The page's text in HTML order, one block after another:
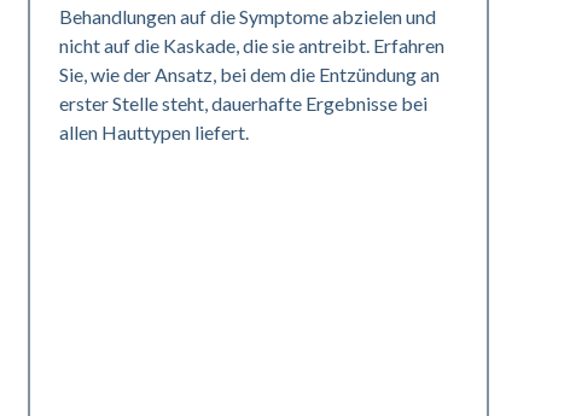
Behandlungen auf die Symptome abzielen und
nicht auf die Kaskade, die sie antreibt. Erfahren
Sie, wie der Ansatz, bei dem die Entzündung an
erster Stelle steht, dauerhafte Ergebnisse bei
allen Hauttypen liefert.